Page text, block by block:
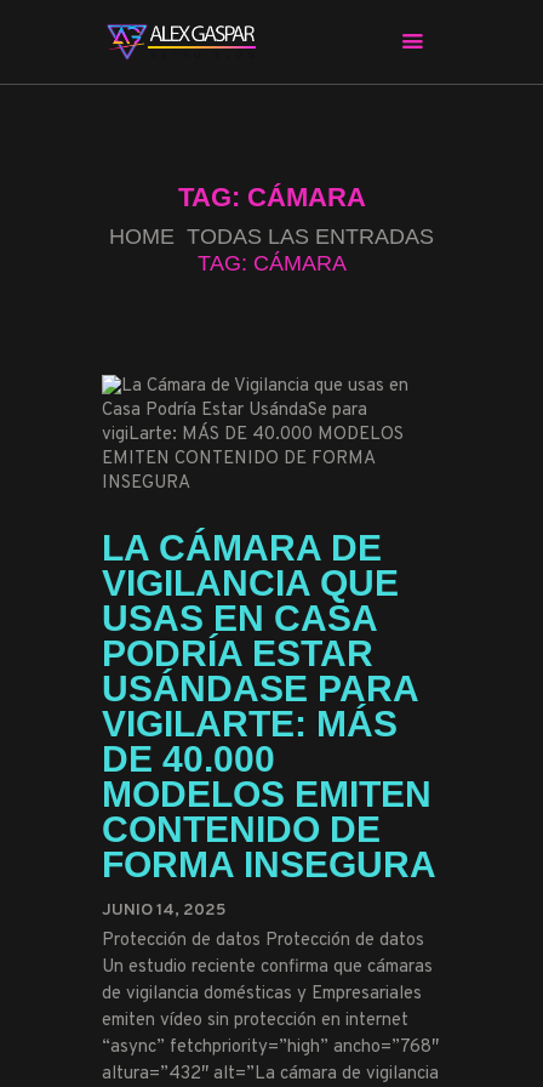
TAG: CÁMARA
HOME TODAS LAS ENTRADAS
TAG: CÁMARA
APPS & HERRAMIENTAS
CIBERSEGURIDAD
EL MUNDO
LA CÁMARA DE
VIGILANCIA QUE
USAS EN CASA
PODRÍA ESTAR
USÁNDASE PARA
VIGILARTE: MÁS
DE 40.000
MODELOS EMITEN
CONTENIDO DE
FORMA INSEGURA
JUNIO 14, 2025
Protección de datos Protección de datos
Un estudio reciente confirma que cámaras
de vigilancia domésticas y Empresariales
emiten vídeo sin protección en internet
“async” fetchpriority=”high” ancho=”768″
altura=”432″ alt=”La cámara de vigilancia